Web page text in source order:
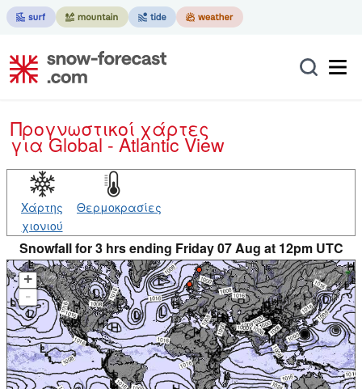
Προγνωστικοί χάρτες
για Global - Atlantic View
Χάρτης
χιονιού
Θερμοκρασίες
Snowfall for 3 hrs ending Friday 07 Aug at 12pm UTC
+
-